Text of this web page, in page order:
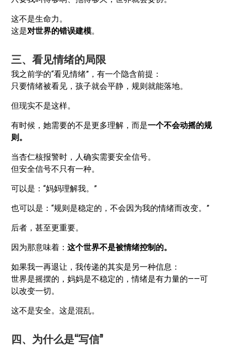
这不是生命力。
这是对世界的错误建模。
三、看见情绪的局限
我之前学的“看见情绪”，有一个隐含前提：
只要情绪被看见，孩子就会平静，规则就能落地。
但现实不是这样。
有时候，她需要的不是更多理解，而是一个不会动摇的规
则。
当杏仁核报警时，人确实需要安全信号。
但安全信号不只有一种。
可以是：“妈妈理解我。”
也可以是：“规则是稳定的，不会因为我的情绪而改变。”
后者，甚至更重要。
因为那意味着：这个世界不是被情绪控制的。
如果我一再退让，我传递的其实是另一种信息：
世界是摇摆的，妈妈是不稳定的，情绪是有力量的——可
以改变一切。
这不是安全。这是混乱。
四、为什么是“写信”